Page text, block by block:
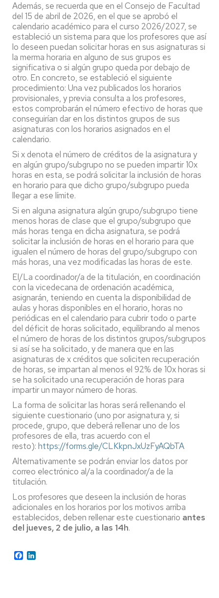
Además, se recuerda que en el Consejo de Facultad
del 15 de abril de 2026, en el que se aprobó el
calendario académico para el curso 2026/2027, se
estableció un sistema para que los profesores que así
lo deseen puedan solicitar horas en sus asignaturas si
la merma horaria en alguno de sus grupos es
significativa o si algún grupo queda por debajo de
otro. En concreto, se estableció el siguiente
procedimiento: Una vez publicados los horarios
provisionales, y previa consulta a los profesores,
estos comprobarán el número efectivo de horas que
conseguirían dar en los distintos grupos de sus
asignaturas con los horarios asignados en el
calendario.
Si x denota el número de créditos de la asignatura y
en algún grupo/subgrupo no se pueden impartir 10x
horas en esta, se podrá solicitar la inclusión de horas
en horario para que dicho grupo/subgrupo pueda
llegar a ese límite.
Si en alguna asignatura algún grupo/subgrupo tiene
menos horas de clase que el grupo/subgrupo que
más horas tenga en dicha asignatura, se podrá
solicitar la inclusión de horas en el horario para que
igualen el número de horas del grupo/subgrupo con
más horas, una vez modificadas las horas de este.
El/La coordinador/a de la titulación, en coordinación
con la vicedecana de ordenación académica,
asignarán, teniendo en cuenta la disponibilidad de
aulas y horas disponibles en el horario, horas no
periódicas en el calendario para cubrir todo o parte
del déficit de horas solicitado, equilibrando al menos
el número de horas de los distintos grupos/subgrupos
si así se ha solicitado, y de manera que en las
asignaturas de x créditos que soliciten recuperación
de horas, se impartan al menos el 92% de 10x horas si
se ha solicitado una recuperación de horas para
impartir un mayor número de horas.
La forma de solicitar las horas será rellenando el
siguiente cuestionario (uno por asignatura y, si
procede, grupo, que deberá rellenar uno de los
profesores de ella, tras acuerdo con el
resto): https://forms.gle/CLKkpnJxUzFyAQbTA
Alternativamente se podrán enviar los datos por
correo electrónico al/a la coordinador/a de la
titulación.
Los profesores que deseen la inclusión de horas
adicionales en los horarios por los motivos arriba
establecidos, deben rellenar este cuestionario antes
del jueves, 2 de julio, a las 14h.
Facebook